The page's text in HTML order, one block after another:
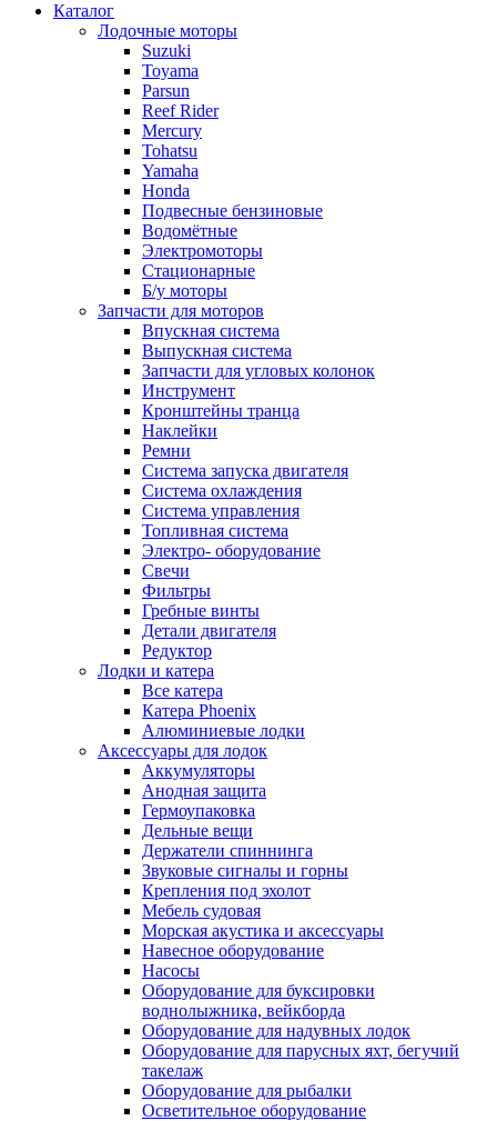
Каталог
Лодочные моторы
Suzuki
Toyama
Parsun
Reef Rider
Mercury
Tohatsu
Yamaha
Honda
Подвесные бензиновые
Водомётные
Электромоторы
Стационарные
Б/у моторы
Запчасти для моторов
Впускная система
Выпускная система
Запчасти для угловых колонок
Инструмент
Кронштейны транца
Наклейки
Ремни
Система запуска двигателя
Система охлаждения
Система управления
Топливная система
Электро- оборудование
Свечи
Фильтры
Гребные винты
Детали двигателя
Редуктор
Лодки и катера
Все катера
Катера Phoenix
Алюминиевые лодки
Аксессуары для лодок
Аккумуляторы
Анодная защита
Гермоупаковка
Дельные вещи
Держатели спиннинга
Звуковые сигналы и горны
Крепления под эхолот
Мебель судовая
Морская акустика и аксессуары
Навесное оборудование
Насосы
Оборудование для буксировки
воднолыжника, вейкборда
Оборудование для надувных лодок
Оборудование для парусных яхт, бегучий
такелаж
Оборудование для рыбалки
Осветительное оборудование